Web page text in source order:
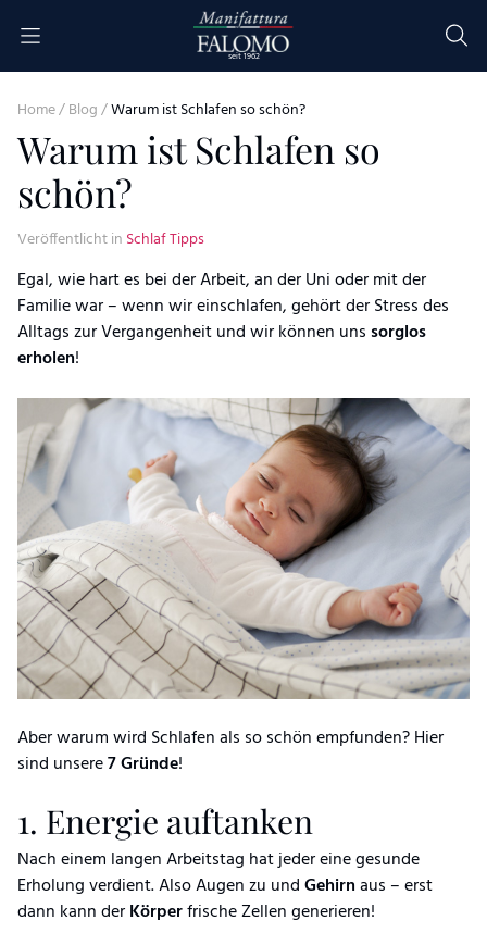
seit 1962
Home/Blog/Warum ist Schlafen so schön?
Warum ist Schlafen so
schön?
Veröffentlicht in Schlaf Tipps
Egal, wie hart es bei der Arbeit, an der Uni oder mit der
Familie war – wenn wir einschlafen, gehört der Stress des
Alltags zur Vergangenheit und wir können unssorglos
erholen!
Aber warum wird Schlafen als so schön empfunden? Hier
sind unsere7 Gründe!
1. Energie auftanken
Nach einem langen Arbeitstag hat jeder eine gesunde
Erholung verdient. Also Augen zu undGehirnaus – erst
dann kann derKörperfrische Zellen generieren!